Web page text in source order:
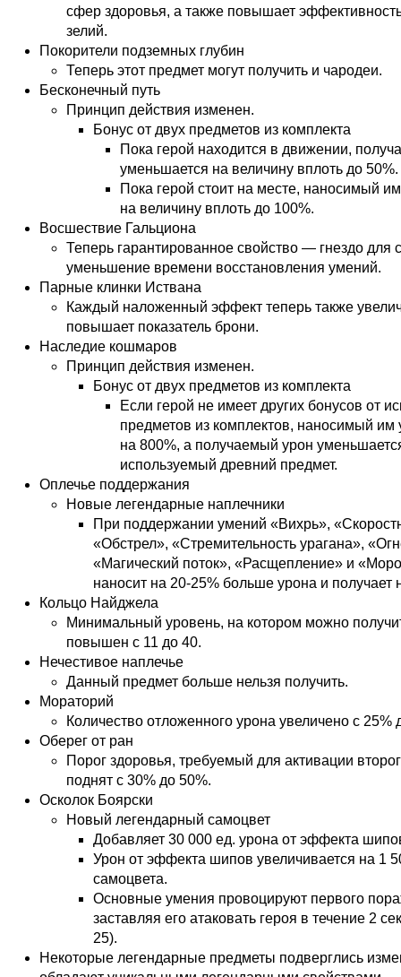
сфер здоровья, а также повышает
зелий.
Покорители подземных глубин
Теперь этот предмет могут получить и чародеи.
Бесконечный путь
Принцип действия изменен.
Бонус от двух предметов из комплекта
Пока герой находится в движении,
уменьшается на величину вплоть до 50%.
Пока герой стоит на месте, наносимый
на величину вплоть до 100%.
Восшествие Гальциона
Теперь гарантированное свойство — гнездо для
уменьшение времени восстановления умений.
Парные клинки Иствана
Каждый наложенный эффект теперь также
повышает показатель брони.
Наследие кошмаров
Принцип действия изменен.
Бонус от двух предметов из комплекта
Если герой не имеет других бонусов от
предметов из комплектов, наносимый им
на 800%, а получаемый урон
используемый древний предмет.
Оплечье поддержания
Новые легендарные наплечники
При поддержании умений «Вихрь»,
«Обстрел», «Стремительность урагана»,
«Магический поток», «Расщепление» и
наносит на 20-25% больше урона и
Кольцо Найджела
Минимальный уровень, на котором можно
повышен с 11 до 40.
Нечестивое наплечье
Данный предмет больше нельзя получить.
Мораторий
Количество отложенного урона увеличено с 25%
Оберег от ран
Порог здоровья, требуемый для активации
поднят с 30% до 50%.
Осколок Боярски
Новый легендарный самоцвет
Добавляет 30 000 ед. урона от эффекта
Урон от эффекта шипов увеличивается на 1
самоцвета.
Основные умения провоцируют первого
заставляя его атаковать героя в течение 2
25).
Некоторые легендарные предметы подверглись